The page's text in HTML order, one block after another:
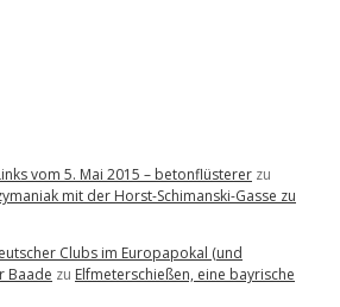
vom 5. Mai 2015 – betonflüsterer zu
mit der Horst-Schimanski-Gasse zu
Clubs im Europapokal (und
Baade zu Elfmeterschießen, eine bayrische